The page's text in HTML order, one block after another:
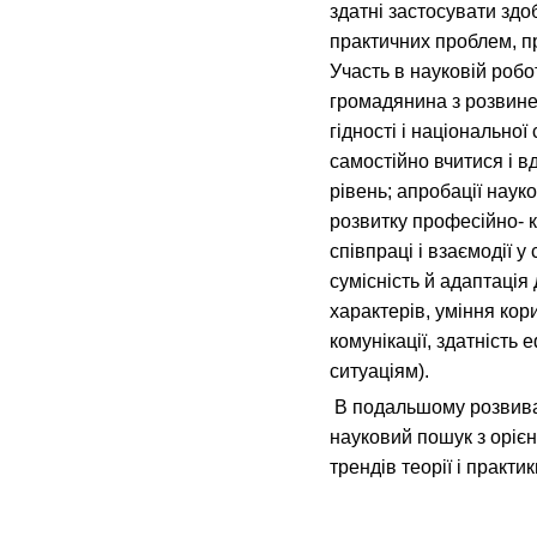
здатні застосувати
практичних проблем,
Участь в науковій
громадянина з
гідності і
самостійно вчитися і
рівень; апробації
розвитку професійно-
співпраці і взаємодії
сумісність й
характерів, уміння
комунікації,
ситуаціям).
В подальшому
науковий пошук з
трендів теорії і